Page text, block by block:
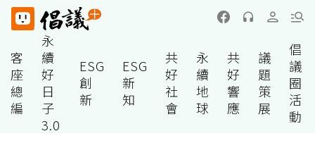
客
座
總
編
永
續
好
日
子
3.0
ESG
創
新
ESG
新
知
共
好
社
會
永
續
地
球
共
好
響
應
議
題
策
展
倡
議
圈
活
動